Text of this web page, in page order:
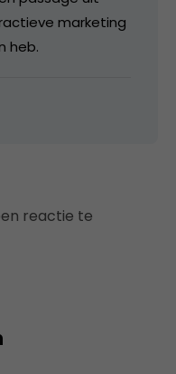
marketing
heb.
reactie te